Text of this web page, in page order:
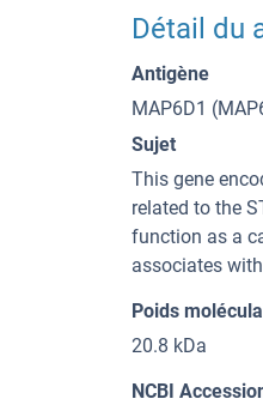
Détail du
Antigène
MAP6D1
Sujet
This gene
related to the
function as a
associates
Poids
20.8 kDa
NCBI